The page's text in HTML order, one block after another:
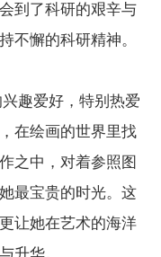
到了科研的艰辛与
不懈的科研精神。
趣爱好，特别热爱
在绘画的世界里找
之中，对着参照图
最宝贵的时光。这
让她在艺术的海洋